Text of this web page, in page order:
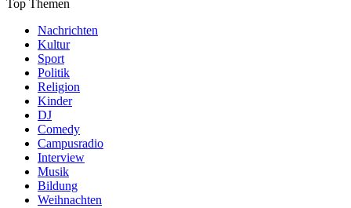
Top Themen
Nachrichten
Kultur
Sport
Politik
Religion
Kinder
DJ
Comedy
Campusradio
Interview
Musik
Bildung
Weihnachten